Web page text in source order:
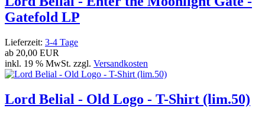
Gatefold LP
Lieferzeit: 3-4 Tage
ab 20,00 EUR
inkl. 19 % MwSt. zzgl. Versandkosten
Lord Belial - Old Logo - T-Shirt (lim.50)